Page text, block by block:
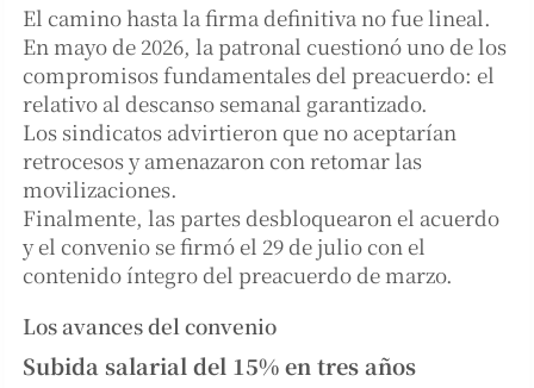
El camino hasta la firma definitiva no fue lineal.
En mayo de 2026, la patronal cuestionó uno de los
compromisos fundamentales del preacuerdo: el
relativo al descanso semanal garantizado.
Los sindicatos advirtieron que no aceptarían
retrocesos y amenazaron con retomar las
movilizaciones.
Finalmente, las partes desbloquearon el acuerdo
y el convenio se firmó el 29 de julio con el
contenido íntegro del preacuerdo de marzo.
Los avances del convenio
Subida salarial del 15% en tres años